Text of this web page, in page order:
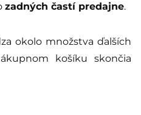
zadných častí predajne.
okolo množstva ďalších
košíku skončia